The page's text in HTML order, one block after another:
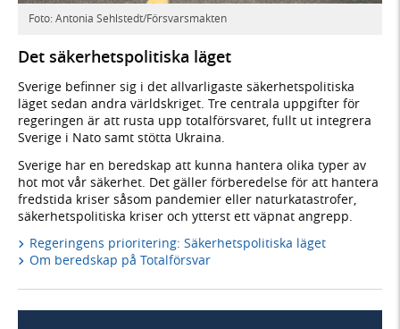
Foto: Antonia Sehlstedt/Försvarsmakten
Det säkerhetspolitiska läget
Sverige befinner sig i det allvarligaste säkerhetspolitiska
läget sedan andra världskriget. Tre centrala uppgifter för
regeringen är att rusta upp totalförsvaret, fullt ut integrera
Sverige i Nato samt stötta Ukraina.
Sverige har en beredskap att kunna hantera olika typer av
hot mot vår säkerhet. Det gäller förberedelse för att hantera
fredstida kriser såsom pandemier eller naturkatastrofer,
säkerhetspolitiska kriser och ytterst ett väpnat angrepp.
Regeringens prioritering: Säkerhetspolitiska läget
Om beredskap på Totalförsvar